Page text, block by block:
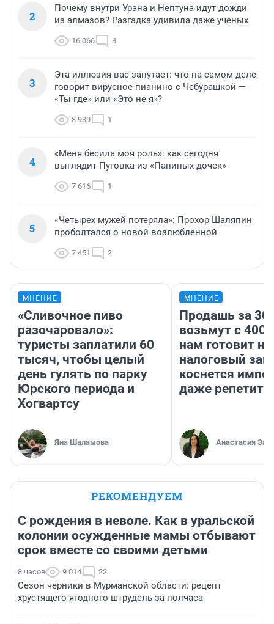
2
Почему внутри Урана и Нептуна идут дожди
из алмазов? Разгадка удивила даже ученых
16 066 4
3
Эта иллюзия вас запутает: что на самом деле
говорит вирусное пианино с Чебурашкой —
«Ты где» или «Это не я»?
8 939 1
4
«Меня бесила моя роль»: как сегодня
выглядит Пуговка из «Папиных дочек»
7 616 1
5
«Четырех мужей потеряла»: Прохор Шаляпин
проболтался о новой возлюбленной
7 451 2
МНЕНИЕ
«Сливочное пиво
разочаровало»:
туристы заплатили 60
тысяч, чтобы целый
день гулять по парку
Юрского периода и
Хогвартсу
Яна Шаламова
МНЕНИЕ
Продашь за
возьмут с
нам готовит
налоговый
коснется
даже
Анастасия
РЕКОМЕНДУЕМ
С рождения в неволе. Как в уральской
колонии осужденные мамы отбывают
срок вместе со своими детьми
8 часов 9 014 22
Сезон черники в Мурманской области: рецепт
хрустящего ягодного штрудель за полчаса